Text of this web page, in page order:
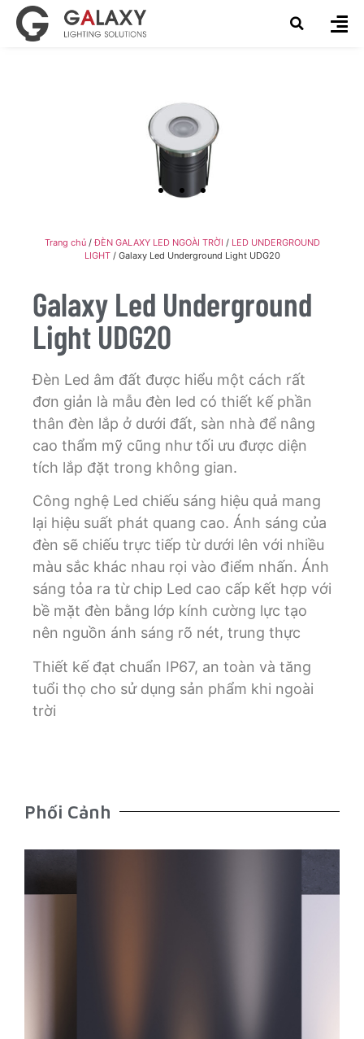
Trang chủ/ĐÈN GALAXY LED NGOÀI TRỜI / LED UNDERGROUND
LIGHT/ Galaxy Led Underground Light UDG20
Galaxy Led Underground
Light UDG20
Đèn Led âm đất được hiểu một cách rất
đơn giản là mẫu đèn led có thiết kế phần
thân đèn lắp ở dưới đất, sàn nhà để nâng
cao thẩm mỹ cũng như tối ưu được diện
tích lắp đặt trong không gian.
Công nghệ Led chiếu sáng hiệu quả mang
lại hiệu suất phát quang cao. Ánh sáng của
đèn sẽ chiếu trực tiếp từ dưới lên với nhiều
màu sắc khác nhau rọi vào điểm nhấn. Ánh
sáng tỏa ra từ chip Led cao cấp kết hợp với
bề mặt đèn bằng lớp kính cường lực tạo
nên nguồn ánh sáng rõ nét, trung thực
Thiết kế đạt chuẩn IP67, an toàn và tăng
tuổi thọ cho sử dụng sản phẩm khi ngoài
trời
Phối Cảnh